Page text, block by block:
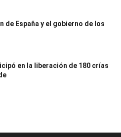
de España y el gobierno de los
en la liberación de 180 crías